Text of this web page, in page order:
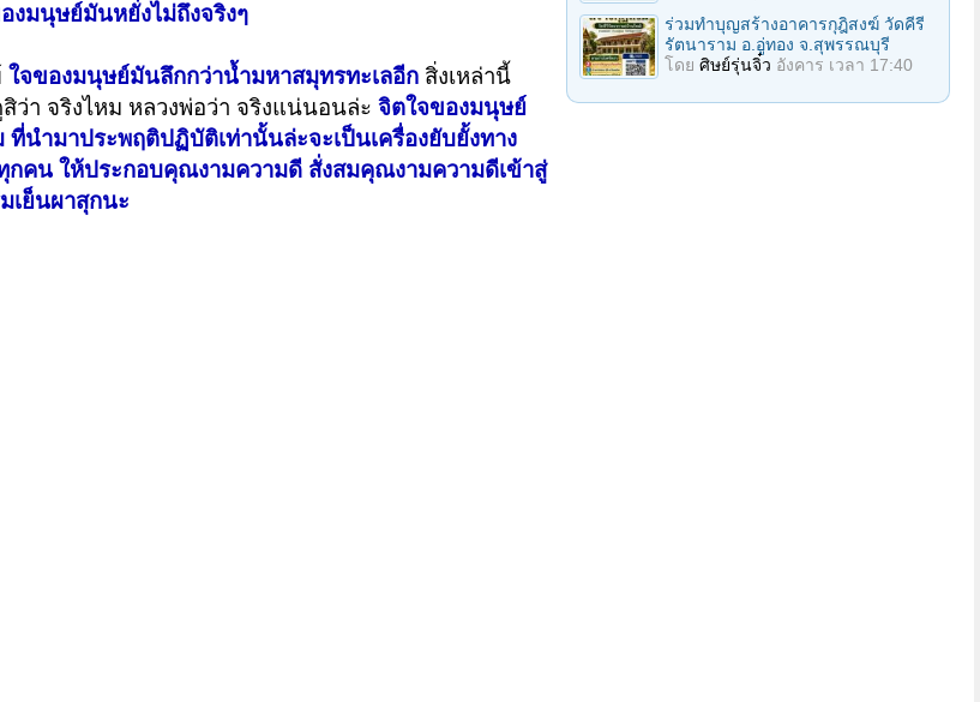
งมนุษย์มันหยั่งไม่ถึงจริงๆ
ใจของมนุษย์มันลึกกว่าน้ำมหาสมุทรทะเลอีก สิ่งเหล่านี้
ว่า จริงไหม หลวงพ่อว่า จริงแน่นอนล่ะ จิตใจของมนุษย์
ที่นำมาประพฤติปฏิบัติเท่านั้นล่ะจะเป็นเครื่องยับยั้งทาง
คน ให้ประกอบคุณงามความดี สั่งสมคุณงามความดีเข้าสู่
เย็นผาสุกนะ
ร่วมทำบุญสร้างอาคารกุฎิสงฆ์ วัดคีรี
รัตนาราม อ.อู่ทอง จ.สุพรรณบุรี
โดย ศิษย์รุ่นจิ๋ว อังคาร เวลา 17:40